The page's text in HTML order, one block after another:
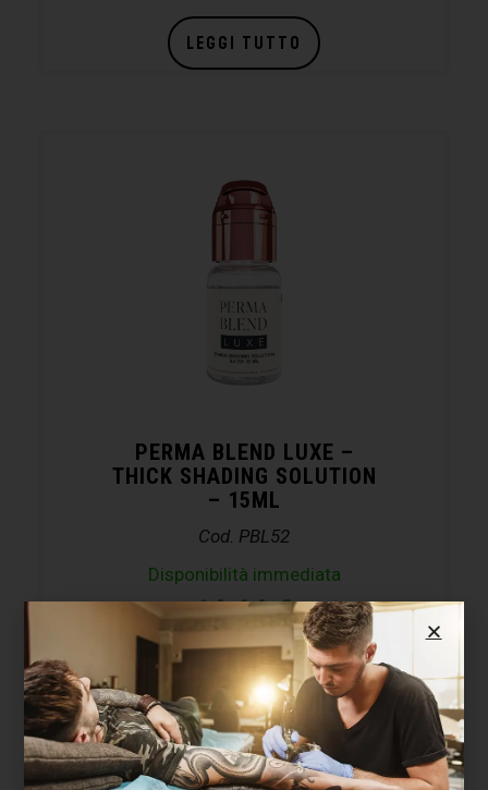
LEGGI TUTTO
PERMA BLEND LUXE –
THICK SHADING SOLUTION
– 15ML
Cod. PBL52
Disponibilità immediata
14,64€
AGGIUNGI